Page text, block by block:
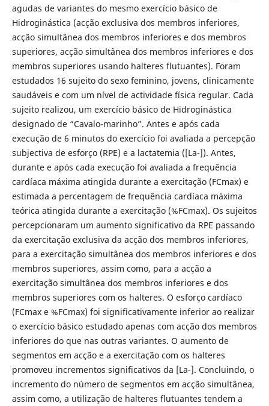
agudas de variantes do mesmo exercício básico de
Hidroginástica (acção exclusiva dos membros inferiores,
acção simultânea dos membros inferiores e dos membros
superiores, acção simultânea dos membros inferiores e dos
membros superiores usando halteres flutuantes). Foram
estudados 16 sujeito do sexo feminino, jovens, clinicamente
saudáveis e com um nível de actividade física regular. Cada
sujeito realizou, um exercício básico de Hidroginástica
designado de “Cavalo-marinho”. Antes e após cada
execução de 6 minutos do exercício foi avaliada a percepção
subjectiva de esforço (RPE) e a lactatemia ([La-]). Antes,
durante e após cada execução foi avaliada a frequência
cardíaca máxima atingida durante a exercitação (FCmax) e
estimada a percentagem de frequência cardíaca máxima
teórica atingida durante a exercitação (%FCmax). Os sujeitos
percepcionaram um aumento significativo da RPE passando
da exercitação exclusiva da acção dos membros inferiores,
para a exercitação simultânea dos membros inferiores e dos
membros superiores, assim como, para a acção a
exercitação simultânea dos membros inferiores e dos
membros superiores com os halteres. O esforço cardíaco
(FCmax e %FCmax) foi significativamente inferior ao realizar
o exercício básico estudado apenas com acção dos membros
inferiores do que nas outras variantes. O aumento de
segmentos em acção e a exercitação com os halteres
promoveu incrementos significativos da [La-]. Concluindo, o
incremento do número de segmentos em acção simultânea,
assim como, a utilização de halteres flutuantes tendem a